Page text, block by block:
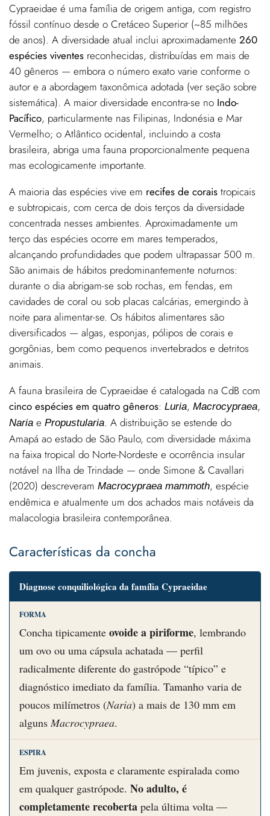
Cypraeidae é uma família de origem antiga, com registro
fóssil contínuo desde o Cretáceo Superior (~85 milhões
de anos). A diversidade atual inclui aproximadamente 260
espécies viventes reconhecidas, distribuídas em mais de
40 gêneros — embora o número exato varie conforme o
autor e a abordagem taxonômica adotada (ver seção sobre
sistemática). A maior diversidade encontra-se no Indo-
Pacífico, particularmente nas Filipinas, Indonésia e Mar
Vermelho; o Atlântico ocidental, incluindo a costa
brasileira, abriga uma fauna proporcionalmente pequena
mas ecologicamente importante.
A maioria das espécies vive em recifes de corais tropicais
e subtropicais, com cerca de dois terços da diversidade
concentrada nesses ambientes. Aproximadamente um
terço das espécies ocorre em mares temperados,
alcançando profundidades que podem ultrapassar 500 m.
São animais de hábitos predominantemente noturnos:
durante o dia abrigam-se sob rochas, em fendas, em
cavidades de coral ou sob placas calcárias, emergindo à
noite para alimentar-se. Os hábitos alimentares são
diversificados — algas, esponjas, pólipos de corais e
gorgônias, bem como pequenos invertebrados e detritos
animais.
A fauna brasileira de Cypraeidae é catalogada na CdB com
cinco espécies em quatro gêneros: Luria, Macrocypraea,
Naria e Propustularia. A distribuição se estende do
Amapá ao estado de São Paulo, com diversidade máxima
na faixa tropical do Norte-Nordeste e ocorrência insular
notável na Ilha de Trindade — onde Simone & Cavallari
(2020) descreveram Macrocypraea mammoth, espécie
endêmica e atualmente um dos achados mais notáveis da
malacologia brasileira contemporânea.
Características da concha
Diagnose conquiliológica da família Cypraeidae
FORMA
Concha tipicamente ovoide a piriforme, lembrando
um ovo ou uma cápsula achatada — perfil
radicalmente diferente do gastrópode “típico” e
diagnóstico imediato da família. Tamanho varia de
poucos milímetros (Naria) a mais de 130 mm em
alguns Macrocypraea.
ESPIRA
Em juvenis, exposta e claramente espiralada como
em qualquer gastrópode. No adulto, é
completamente recoberta pela última volta —